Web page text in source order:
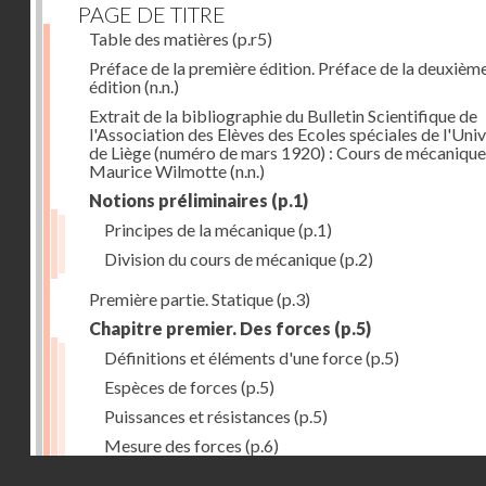
PAGE DE TITRE
Table des matières (p.r5)
Préface de la première édition. Préface de la
édition(n.n.)
Extrait de la bibliographie du Bulletin Scientifique de
l'Association des Elèves des Ecoles spéciales de
de Liège (numéro de mars 1920) : Cours de
Maurice Wilmotte(n.n.)
Notions préliminaires (p.1)
Principes de la mécanique(p.1)
Division du cours de mécanique(p.2)
Première partie. Statique(p.3)
Chapitre premier. Des forces (p.5)
Définitions et éléments d'une force(p.5)
Espèces de forces (p.5)
Puissances et résistances (p.5)
Mesure des forces (p.6)